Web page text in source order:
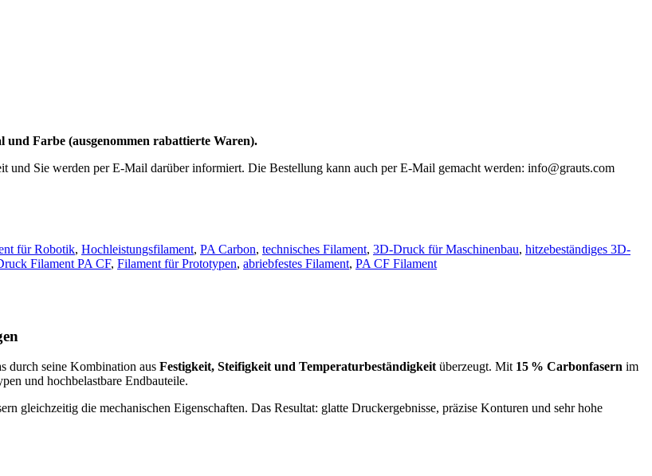
und Farbe (ausgenommen rabattierte Waren).
und Sie werden per E-Mail darüber informiert. Die Bestellung kann auch per E-Mail gemacht werden: info@grauts.com
für Robotik, Hochleistungsfilament, PA Carbon, technisches Filament, 3D-Druck für Maschinenbau, hitzebeständiges 3D-
Filament PA CF, Filament für Prototypen, abriebfestes Filament, PA CF Filament
durch seine Kombination aus Festigkeit, Steifigkeit und Temperaturbeständigkeit überzeugt. Mit 15 % Carbonfasern im
und hochbelastbare Endbauteile.
gleichzeitig die mechanischen Eigenschaften. Das Resultat: glatte Druckergebnisse, präzise Konturen und sehr hohe